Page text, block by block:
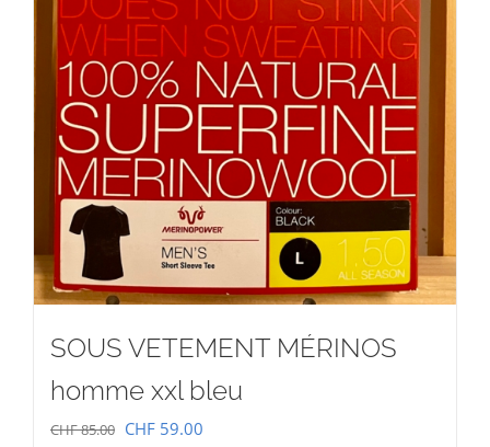
SOUS VETEMENT MÉRINOS
homme xxl bleu
CHF85.00 Le
CHF 59.00